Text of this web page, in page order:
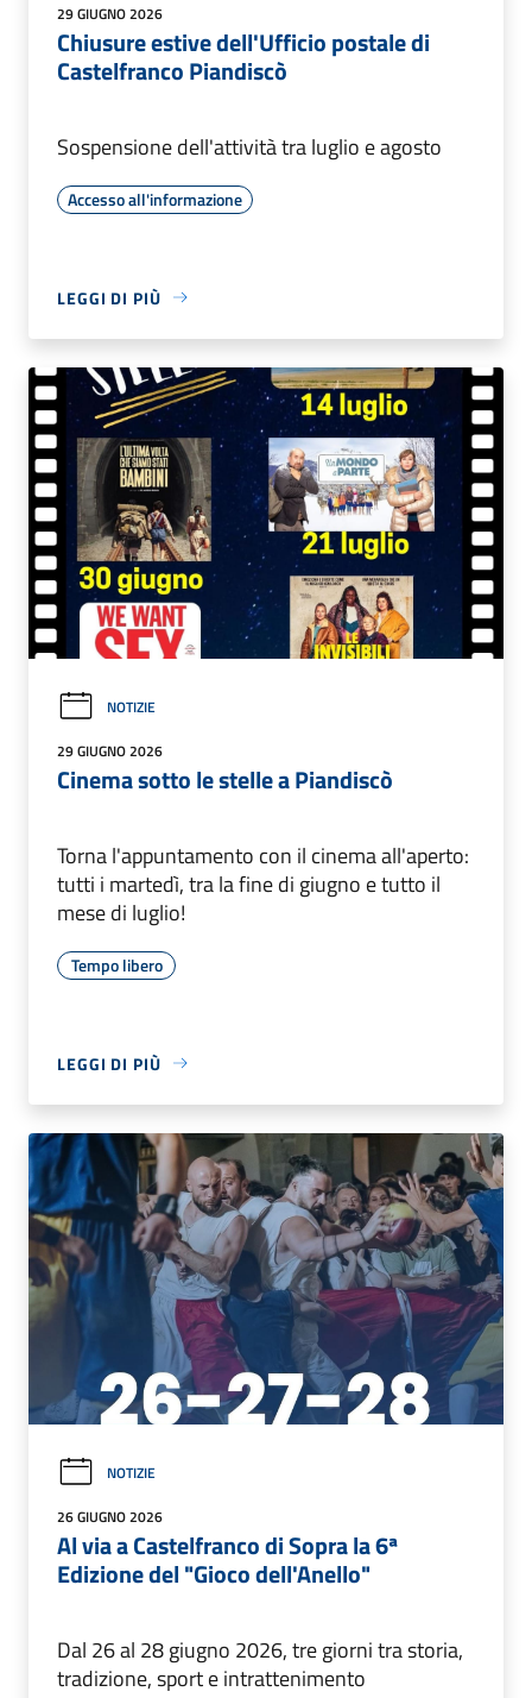
29 GIUGNO 2026
Chiusure estive dell'Ufficio postale di
Castelfranco Piandiscò
Sospensione dell'attività tra luglio e agosto
Accesso all'informazione
LEGGI DI PIÙ
NOTIZIE
29 GIUGNO 2026
Cinema sotto le stelle a Piandiscò
Torna l'appuntamento con il cinema all'aperto:
tutti i martedì, tra la fine di giugno e tutto il
mese di luglio!
Tempo libero
LEGGI DI PIÙ
NOTIZIE
26 GIUGNO 2026
Al via a Castelfranco di Sopra la 6ª
Edizione del "Gioco dell'Anello"
Dal 26 al 28 giugno 2026, tre giorni tra storia,
tradizione, sport e intrattenimento